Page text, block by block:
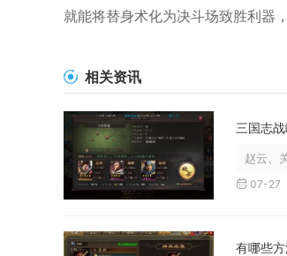
就能将替身术化为决斗场致胜利器
相关资讯
赵云、
07-27